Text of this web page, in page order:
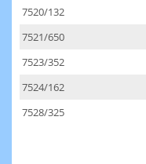
7520/132
7521/650
7523/352
7524/162
7528/325